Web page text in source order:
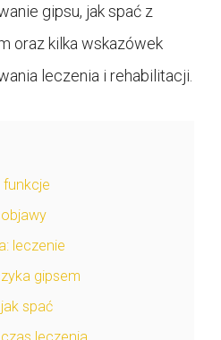
gipsu, jak spać z
oraz kilka wskazówek
leczenia i rehabilitacji.
funkcje
leczenie
gipsem
spać